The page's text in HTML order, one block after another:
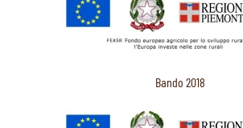
Bando 2018